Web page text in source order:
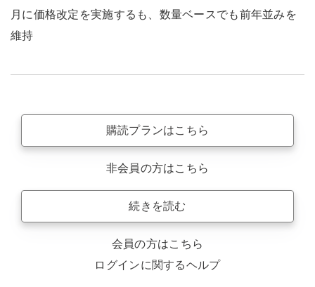
月に価格改定を実施するも、数量ベースでも前年並みを
維持
購読プランはこちら
非会員の方はこちら
続きを読む
会員の方はこちら
ログインに関するヘルプ